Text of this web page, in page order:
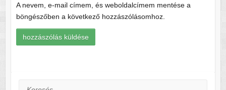
A nevem, e-mail címem, és weboldalcímem mentése a
böngészőben a következő hozzászólásomhoz.
Keresés